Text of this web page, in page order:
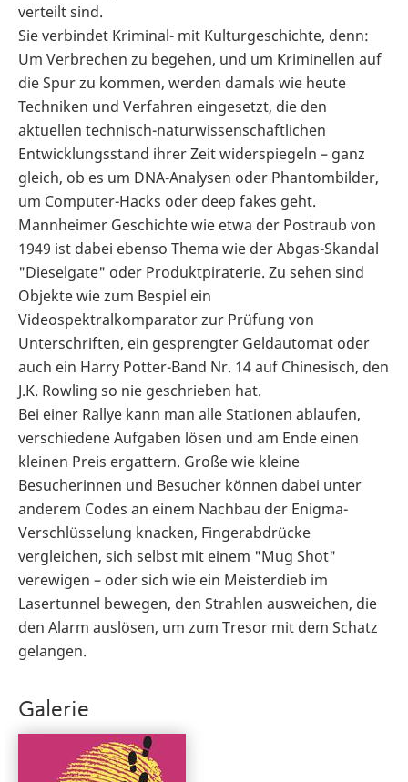
verteilt sind.
Sie verbindet Kriminal- mit Kulturgeschichte, denn:
Um Verbrechen zu begehen, und um Kriminellen auf
die Spur zu kommen, werden damals wie heute
Techniken und Verfahren eingesetzt, die den
aktuellen technisch-naturwissenschaftlichen
Entwicklungsstand ihrer Zeit widerspiegeln – ganz
gleich, ob es um DNA-Analysen oder Phantombilder,
um Computer-Hacks oder deep fakes geht.
Mannheimer Geschichte wie etwa der Postraub von
1949 ist dabei ebenso Thema wie der Abgas-Skandal
"Dieselgate" oder Produktpiraterie. Zu sehen sind
Objekte wie zum Bespiel ein
Videospektralkomparator zur Prüfung von
Unterschriften, ein gesprengter Geldautomat oder
auch ein Harry Potter-Band Nr. 14 auf Chinesisch, den
J.K. Rowling so nie geschrieben hat.
Bei einer Rallye kann man alle Stationen ablaufen,
verschiedene Aufgaben lösen und am Ende einen
kleinen Preis ergattern. Große wie kleine
Besucherinnen und Besucher können dabei unter
anderem Codes an einem Nachbau der Enigma-
Verschlüsselung knacken, Fingerabdrücke
vergleichen, sich selbst mit einem "Mug Shot"
verewigen – oder sich wie ein Meisterdieb im
Lasertunnel bewegen, den Strahlen ausweichen, die
den Alarm auslösen, um zum Tresor mit dem Schatz
gelangen.
Galerie